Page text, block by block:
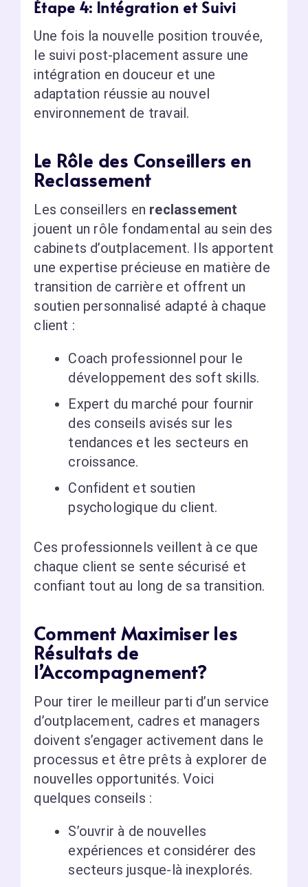
Étape 4: Intégration et Suivi
Une fois la nouvelle position trouvée,
le suivi post-placement assure une
intégration en douceur et une
adaptation réussie au nouvel
environnement de travail.
Le Rôle des Conseillers en
Reclassement
Les conseillers en reclassement
jouent un rôle fondamental au sein des
cabinets d’outplacement. Ils apportent
une expertise précieuse en matière de
transition de carrière et offrent un
soutien personnalisé adapté à chaque
client :
Coach professionnel pour le
développement des soft skills.
Expert du marché pour fournir
des conseils avisés sur les
tendances et les secteurs en
croissance.
Confident et soutien
psychologique du client.
Ces professionnels veillent à ce que
chaque client se sente sécurisé et
confiant tout au long de sa transition.
Comment Maximiser les
Résultats de
l’Accompagnement?
Pour tirer le meilleur parti d’un service
d’outplacement, cadres et managers
doivent s’engager activement dans le
processus et être prêts à explorer de
nouvelles opportunités. Voici
quelques conseils :
S’ouvrir à de nouvelles
expériences et considérer des
secteurs jusque-là inexplorés.